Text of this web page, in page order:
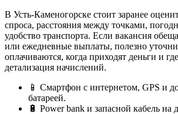
В Усть-Каменогорске стоит заранее
спроса, расстояния между точками,
удобство транспорта. Если вакансия
или ежедневные выплаты, полезно
оплачиваются, когда приходят деньги и
детализация начислений.
📱 Смартфон с интернетом, GPS и
батареей.
🔋 Power bank и запасной кабель на